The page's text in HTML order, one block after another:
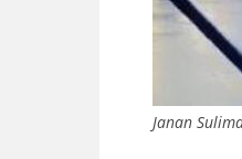
Janan